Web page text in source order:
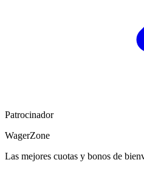
Patrocinador
WagerZone
Las mejores cuotas y bonos de